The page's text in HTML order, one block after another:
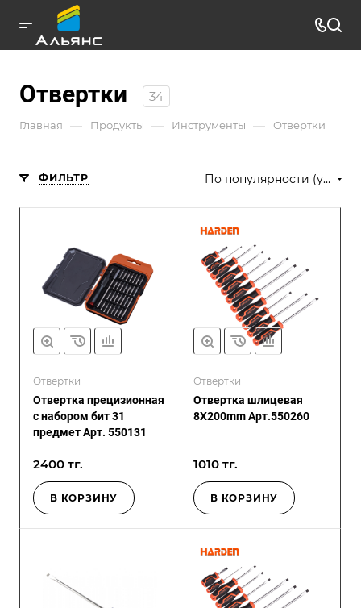
Отвертки 34
Главная — Продукты — Инструменты — Отвертки
ФИЛЬТР По популярности (убывание)
Отвертки
Отвертка прецизионная
с набором бит 31
предмет Арт. 550131
2400 тг.
В КОРЗИНУ
Отвертки
Отвертка шлицевая
8X200mm Арт.550260
1010 тг.
В КОРЗИНУ